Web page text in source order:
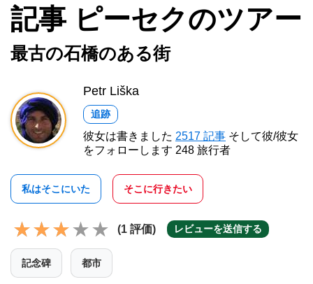
記事 ピーセクのツアー
最古の石橋のある街
Petr Liška
追跡
彼女は書きました 2517 記事 そして彼/彼女
をフォローします 248 旅行者
私はそこにいた そこに行きたい
(1 評価) レビューを送信する
記念碑 都市